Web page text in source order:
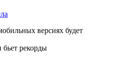
версиях будет
рекорды